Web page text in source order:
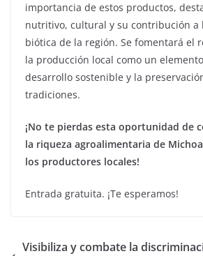
importancia de estos productos,
nutritivo, cultural y su contribución a
biótica de la región. Se fomentará el
la producción local como un
desarrollo sostenible y la
tradiciones.
¡No te pierdas esta oportunidad de
la riqueza agroalimentaria de
los productores locales!
Entrada gratuita. ¡Te esperamos!
Visibiliza y combate la